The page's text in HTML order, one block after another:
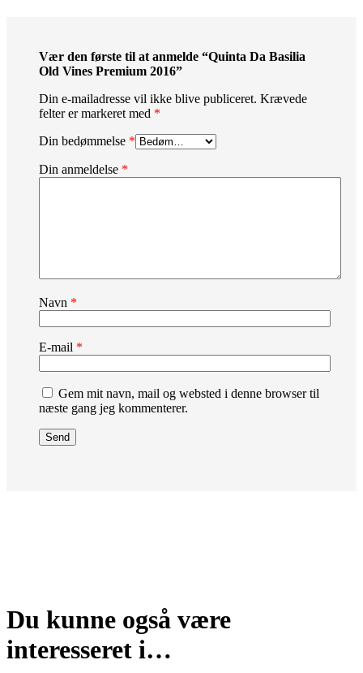
Vær den første til at anmelde “Quinta Da Basilia
Old Vines Premium 2016”
Din e-mailadresse vil ikke blive publiceret. Krævede
felter er markeret med *
Din bedømmelse *
Din anmeldelse *
Navn *
E-mail *
Gem mit navn, mail og websted i denne browser til
næste gang jeg kommenterer.
Du kunne også være
interesseret i…